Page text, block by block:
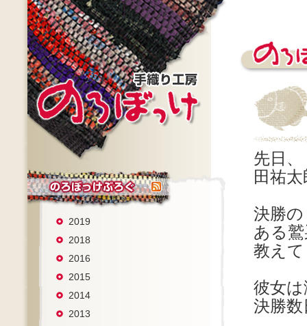
2019
2018
2016
2015
2014
2013
先日
田祐
決勝
ある
教え
彼女
決勝